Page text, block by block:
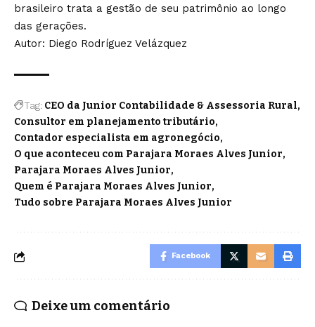
brasileiro trata a gestão de seu patrimônio ao longo
das gerações.
Autor: Diego Rodríguez Velázquez
Tag: CEO da Junior Contabilidade & Assessoria Rural
Consultor em planejamento tributário
Contador especialista em agronegócio
O que aconteceu com Parajara Moraes Alves Junior
Parajara Moraes Alves Junior
Quem é Parajara Moraes Alves Junior
Tudo sobre Parajara Moraes Alves Junior
Facebook
Deixe um comentário